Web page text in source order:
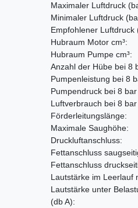
Maximaler Luftdruck
Minimaler Luftdruck
Empfohlener Luftdruck
Hubraum Motor cm³:
Hubraum Pumpe cm³:
Anzahl der Hübe bei 8
Pumpenleistung bei 8
Pumpendruck bei 8
Luftverbrauch bei 8
Förderleitungslänge:
Maximale Saughöhe:
Druckluftanschluss:
Fettanschluss
Fettanschluss
Lautstärke im Leerlauf
Lautstärke unter
(db A):